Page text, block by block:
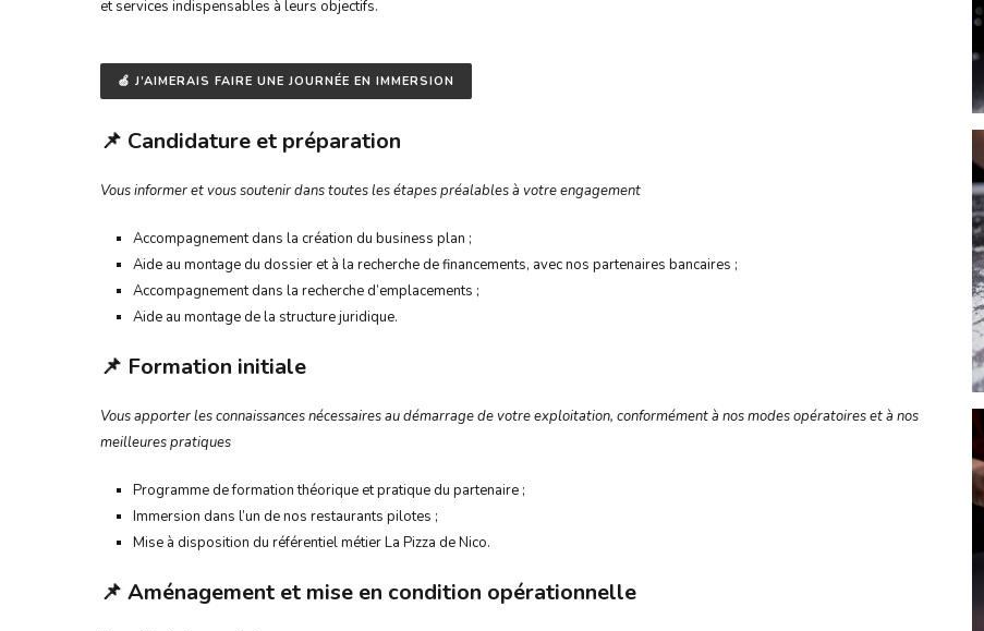
et services indispensables à leurs objectifs.
🍏 J’AIMERAIS FAIRE UNE JOURNÉE EN IMMERSION
📌 Candidature et préparation
Vous informer et vous soutenir dans toutes les étapes préalables à votre engagement
Accompagnement dans la création du business plan ;
Aide au montage du dossier et à la recherche de financements, avec nos partenaires bancaires ;
Accompagnement dans la recherche d’emplacements ;
Aide au montage de la structure juridique.
📌 Formation initiale
Vous apporter les connaissances nécessaires au démarrage de votre exploitation, conformément à nos modes opératoires et à nos
meilleures pratiques
Programme de formation théorique et pratique du partenaire ;
Immersion dans l’un de nos restaurants pilotes ;
Mise à disposition du référentiel métier La Pizza de Nico.
📌 Aménagement et mise en condition opérationnelle